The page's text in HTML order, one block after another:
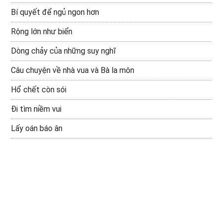
Bí quyết để ngủ ngon hơn
Rộng lớn như biển
Dòng chảy của những suy nghĩ
Câu chuyện về nhà vua và Bà la môn
Hổ chết còn sói
Đi tìm niềm vui
Lấy oán báo ân